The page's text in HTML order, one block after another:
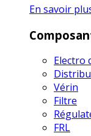
En savoir
Electro
Vérin
Filtre
FRL